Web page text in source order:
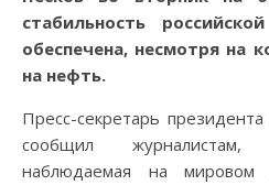
стабильность
обеспечена, несмотря на
на нефть.
Пресс-секретарь
сообщил журналистам,
наблюдаемая на мировом